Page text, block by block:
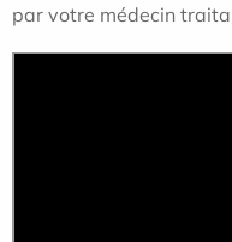
par votre médecin